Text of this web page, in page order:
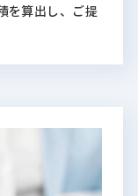
を算出し、ご提